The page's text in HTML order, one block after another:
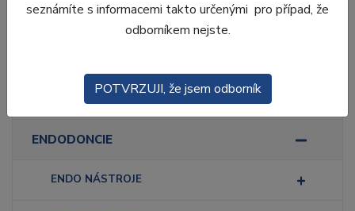
Ordinace
ENDODONCIE
ENDO NÁSTROJE
seznámíte s informacemi takto určenými pro případ, že
odborníkem nejste.
POTVRZUJI, že jsem odborník